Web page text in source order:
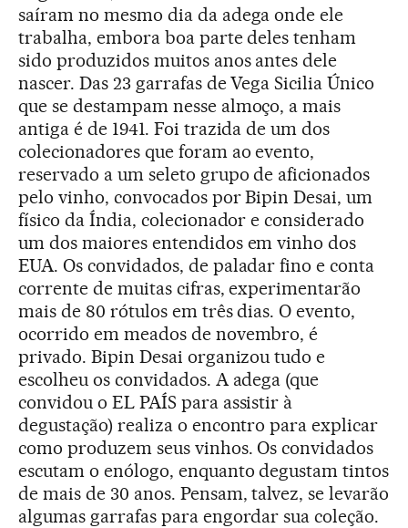
saíram no mesmo dia da adega onde ele
trabalha, embora boa parte deles tenham
sido produzidos muitos anos antes dele
nascer. Das 23 garrafas de Vega Sicilia Único
que se destampam nesse almoço, a mais
antiga é de 1941. Foi trazida de um dos
colecionadores que foram ao evento,
reservado a um seleto grupo de aficionados
pelo vinho, convocados por Bipin Desai, um
físico da Índia, colecionador e considerado
um dos maiores entendidos em vinho dos
EUA. Os convidados, de paladar fino e conta
corrente de muitas cifras, experimentarão
mais de 80 rótulos em três dias. O evento,
ocorrido em meados de novembro, é
privado. Bipin Desai organizou tudo e
escolheu os convidados. A adega (que
convidou o EL PAÍS para assistir à
degustação) realiza o encontro para explicar
como produzem seus vinhos. Os convidados
escutam o enólogo, enquanto degustam tintos
de mais de 30 anos. Pensam, talvez, se levarão
algumas garrafas para engordar sua coleção.